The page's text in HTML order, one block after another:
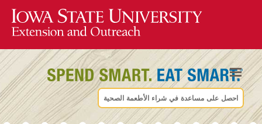
احصل على مساعدة في شراء الأطعمة الصحية